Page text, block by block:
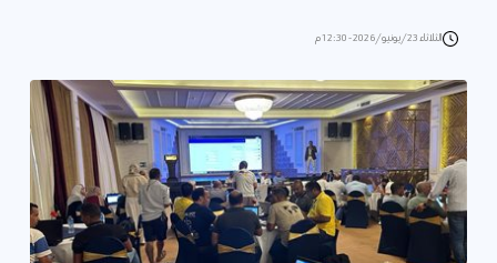
الثلاثاء 23/يونيو/2026 - 12:30 م